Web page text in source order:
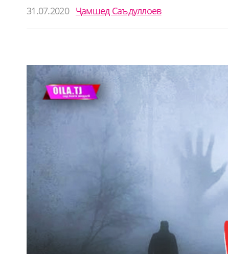
31.07.2020 Ҷамшед Саъдуллоев